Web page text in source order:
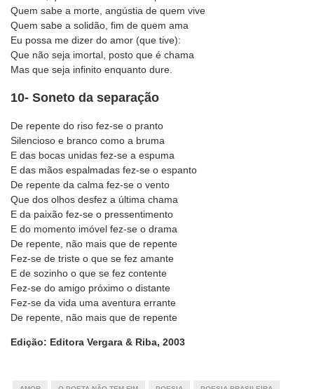
Quem sabe a morte, angústia de quem vive
Quem sabe a solidão, fim de quem ama
Eu possa me dizer do amor (que tive):
Que não seja imortal, posto que é chama
Mas que seja infinito enquanto dure.
10- Soneto da separação
De repente do riso fez-se o pranto
Silencioso e branco como a bruma
E das bocas unidas fez-se a espuma
E das mãos espalmadas fez-se o espanto
De repente da calma fez-se o vento
Que dos olhos desfez a última chama
E da paixão fez-se o pressentimento
E do momento imóvel fez-se o drama
De repente, não mais que de repente
Fez-se de triste o que se fez amante
E de sozinho o que se fez contente
Fez-se do amigo próximo o distante
Fez-se da vida uma aventura errante
De repente, não mais que de repente
Edição: Editora Vergara & Riba, 2003